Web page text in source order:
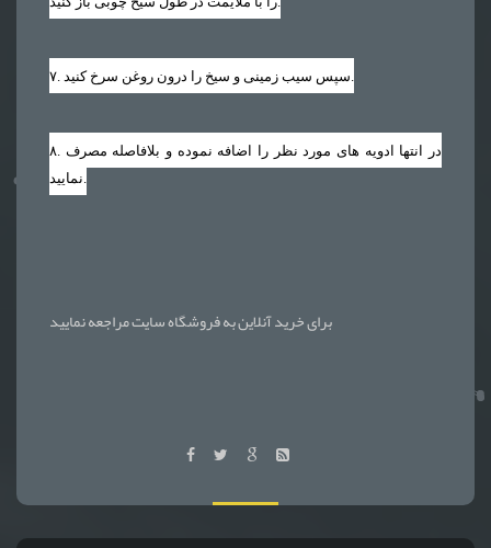
۷ . سپس سیب زمینی و سیخ را درون روغن سرخ کنید.
۸. در انتها ادویه های مورد نظر را اضافه نموده و بلافاصله مصرف
نمایید.
برای خرید آنلاین به فروشگاه سایت مراجعه نمایید